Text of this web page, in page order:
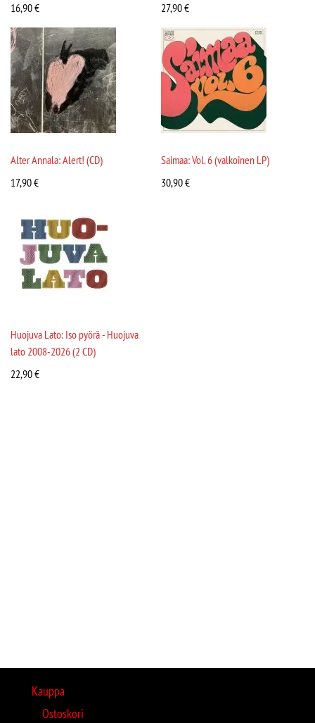
16,90€ 27,90€
Alter Annala: Alert! (CD)
17,90€
Saimaa: Vol. 6 (valkoinen LP)
30,90€
Huojuva Lato: Iso pyörä - Huojuva
lato 2008-2026 (2 CD)
22,90€
Kauppa
Ostoskori